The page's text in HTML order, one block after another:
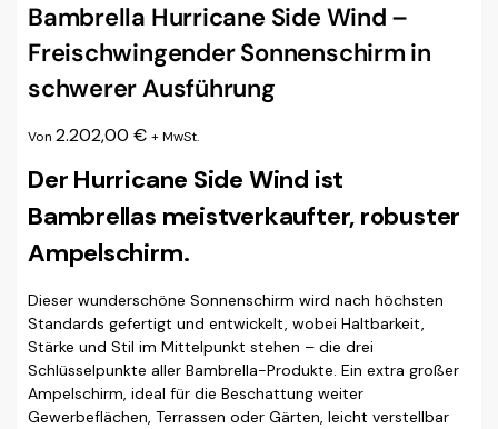
Bambrella Hurricane Side Wind –
Freischwingender Sonnenschirm in
schwerer Ausführung
Von 2.202,00 € + MwSt.
Der Hurricane Side Wind ist
Bambrellas meistverkaufter, robuster
Ampelschirm.
Dieser wunderschöne Sonnenschirm wird nach höchsten
Standards gefertigt und entwickelt, wobei Haltbarkeit,
Stärke und Stil im Mittelpunkt stehen – die drei
Schlüsselpunkte aller Bambrella-Produkte. Ein extra großer
Ampelschirm, ideal für die Beschattung weiter
Gewerbeflächen, Terrassen oder Gärten, leicht verstellbar